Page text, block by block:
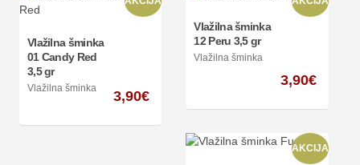
Vlažilna šminka
01 Candy Red
3,5 gr
Vlažilna šminka 3,90€
Vlažilna šminka
12 Peru 3,5 gr
Vlažilna šminka
3,90€
AKCIJA